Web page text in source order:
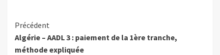
Précédent
Algérie – AADL 3 : paiement de la 1ère tranche,
méthode expliquée